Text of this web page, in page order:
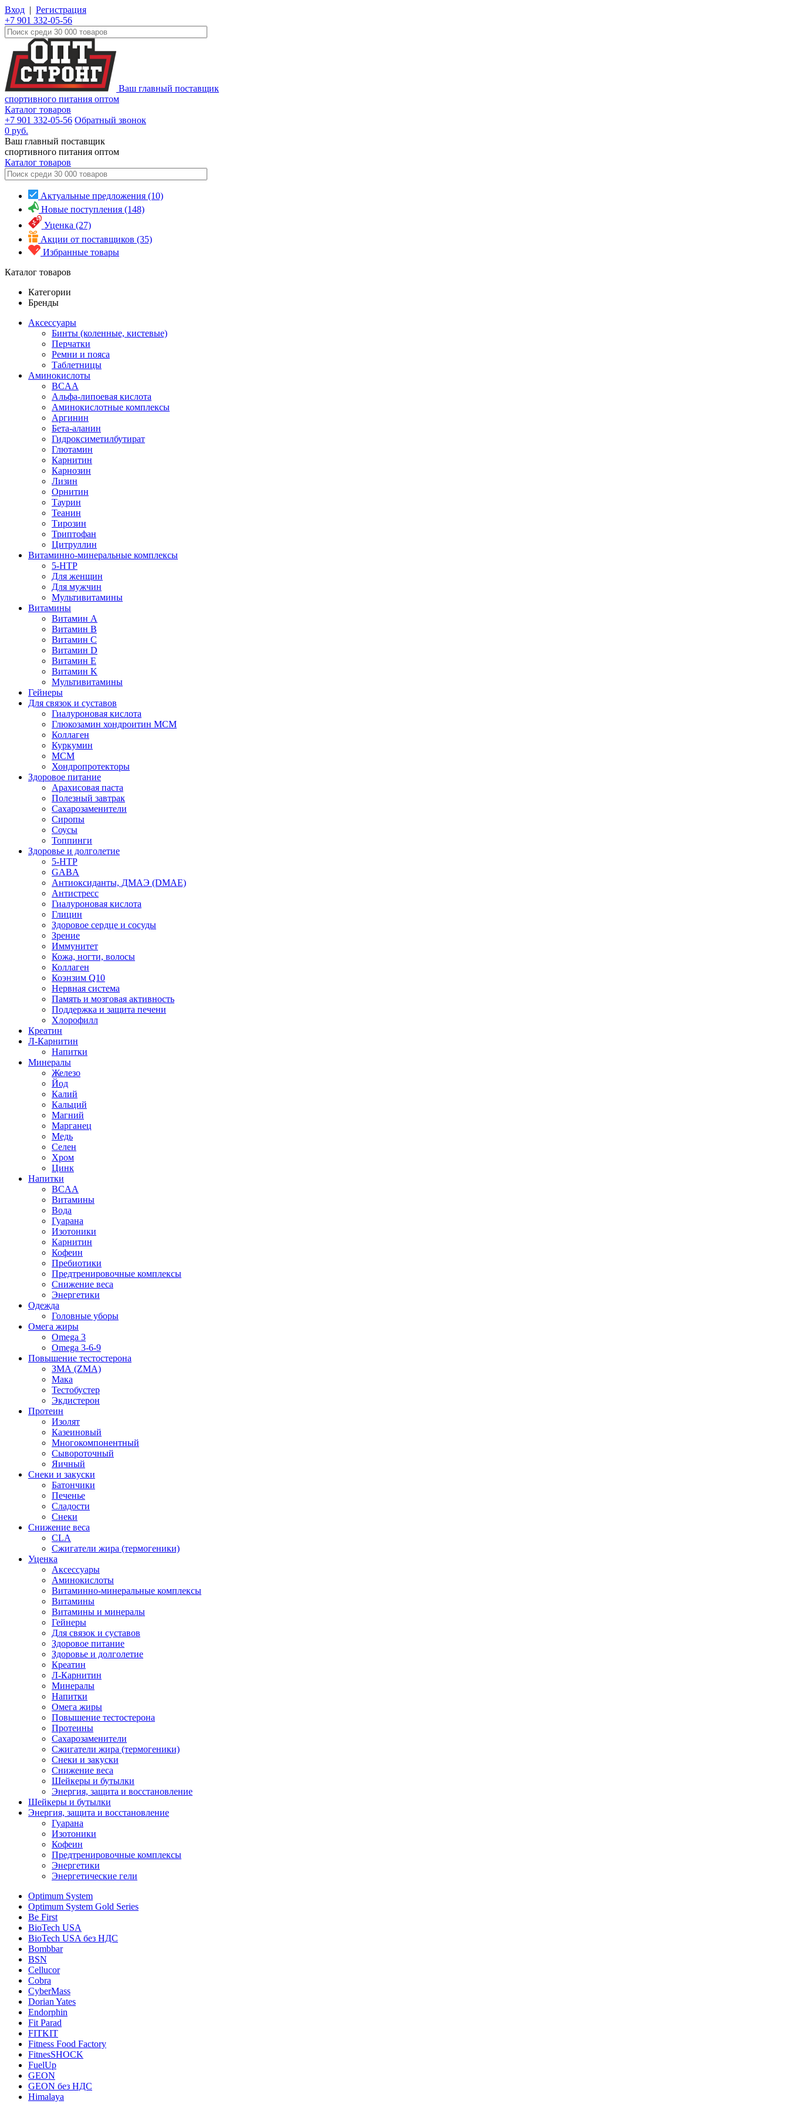
Вход | Регистрация
+7 901 332-05-56
Ваш главный поставщик
спортивного питания оптом
Каталог товаров
+7 901 332-05-56 Обратный звонок
0 руб.
Ваш главный поставщик
спортивного питания оптом
Каталог товаров
Актуальные предложения (10)
Новые поступления (148)
Уценка (27)
Акции от поставщиков (35)
Избранные товары
Каталог товаров
Категории
Бренды
Аксессуары
Бинты (коленные, кистевые)
Перчатки
Ремни и пояса
Таблетницы
Аминокислоты
BCAA
Альфа-липоевая кислота
Аминокислотные комплексы
Аргинин
Бета-аланин
Гидроксиметилбутират
Глютамин
Карнитин
Карнозин
Лизин
Орнитин
Таурин
Теанин
Тирозин
Триптофан
Цитруллин
Витаминно-минеральные комплексы
5-HTP
Для женщин
Для мужчин
Мультивитамины
Витамины
Витамин A
Витамин B
Витамин C
Витамин D
Витамин E
Витамин K
Мультивитамины
Гейнеры
Для связок и суставов
Гиалуроновая кислота
Глюкозамин хондроитин МСМ
Коллаген
Куркумин
МСМ
Хондропротекторы
Здоровое питание
Арахисовая паста
Полезный завтрак
Сахарозаменители
Сиропы
Соусы
Топпинги
Здоровье и долголетие
5-HTP
GABA
Антиоксиданты, ДМАЭ (DMAE)
Антистресс
Гиалуроновая кислота
Глицин
Здоровое сердце и сосуды
Зрение
Иммунитет
Кожа, ногти, волосы
Коллаген
Коэнзим Q10
Нервная система
Память и мозговая активность
Поддержка и защита печени
Хлорофилл
Креатин
Л-Карнитин
Напитки
Минералы
Железо
Йод
Калий
Кальций
Магний
Марганец
Медь
Селен
Хром
Цинк
Напитки
BCAA
Витамины
Вода
Гуарана
Изотоники
Карнитин
Кофеин
Пребиотики
Предтренировочные комплексы
Снижение веса
Энергетики
Одежда
Головные уборы
Омега жиры
Omega 3
Omega 3-6-9
Повышение тестостерона
ЗМА (ZMA)
Мака
Тестобустер
Экдистерон
Протеин
Изолят
Казеиновый
Многокомпонентный
Сывороточный
Яичный
Снеки и закуски
Батончики
Печенье
Сладости
Снеки
Снижение веса
CLA
Сжигатели жира (термогеники)
Уценка
Аксессуары
Аминокислоты
Витаминно-минеральные комплексы
Витамины
Витамины и минералы
Гейнеры
Для связок и суставов
Здоровое питание
Здоровье и долголетие
Креатин
Л-Карнитин
Минералы
Напитки
Омега жиры
Повышение тестостерона
Протеины
Сахарозаменители
Сжигатели жира (термогеники)
Снеки и закуски
Снижение веса
Шейкеры и бутылки
Энергия, защита и восстановление
Шейкеры и бутылки
Энергия, защита и восстановление
Гуарана
Изотоники
Кофеин
Предтренировочные комплексы
Энергетики
Энергетические гели
Optimum System
Optimum System Gold Series
Be First
BioTech USA
BioTech USA без НДС
Bombbar
BSN
Cellucor
Cobra
CyberMass
Dorian Yates
Endorphin
Fit Parad
FITKIT
Fitness Food Factory
FitnesSHOCK
FuelUp
GEON
GEON без НДС
Himalaya